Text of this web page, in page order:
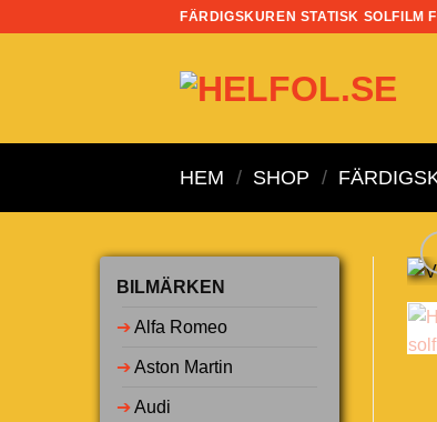
FÄRDIGSKUREN STATISK SOLFILM
HEM / SHOP /
BILMÄRKEN
➔Alfa Romeo
➔Aston Martin
➔Audi